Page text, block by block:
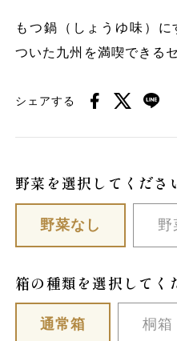
もつ鍋（しょうゆ味）
ついた九州を満喫できる
シェアする
野菜を選択してくださ
野菜なし 野
箱の種類を選択してく
通常箱 桐箱